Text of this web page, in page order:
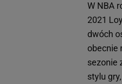
W NBA
2021
dwóch
obecnie
sezonie
stylu